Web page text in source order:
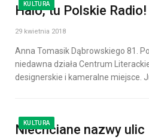
KULTURA
Halo, tu Polskie Radio!
29 kwietnia 2018
Anna Tomasik Dąbrowskiego 81.
niedawna działa Centrum
designerskie i kameralne miejsce.
KULTURA
Niechciane nazwy ulic